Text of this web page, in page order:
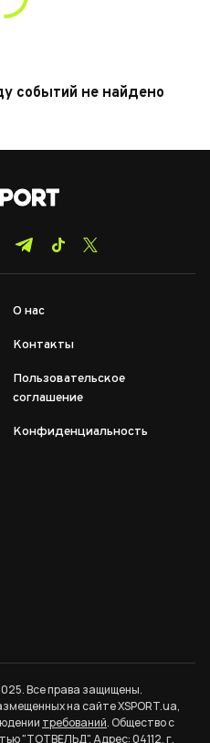
событий не найдено
О нас
Контакты
Пользовательское
соглашение
Конфиденциальность
Все права защищены.
на сайте XSPORT.ua,
требований. Общество с
"ТОТВЕЛЬД". Адрес: 04112, г.